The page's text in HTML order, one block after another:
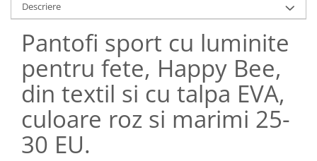
Descriere
Pantofi sport cu luminite
pentru fete, Happy Bee,
din textil si cu talpa EVA,
culoare roz si marimi 25-
30 EU.